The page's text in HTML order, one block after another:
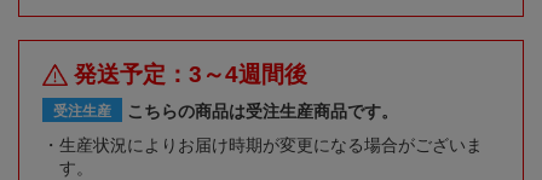
発送予定：3～4週間後
受注生産
こちらの商品は受注生産商品です。
生産状況によりお届け時期が変更になる場合がございま
す。